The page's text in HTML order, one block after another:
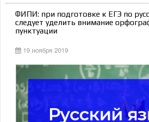
ФИПИ: при подготовке к ЕГЭ по
следует уделить внимание
пунктуации
19 ноября 2019